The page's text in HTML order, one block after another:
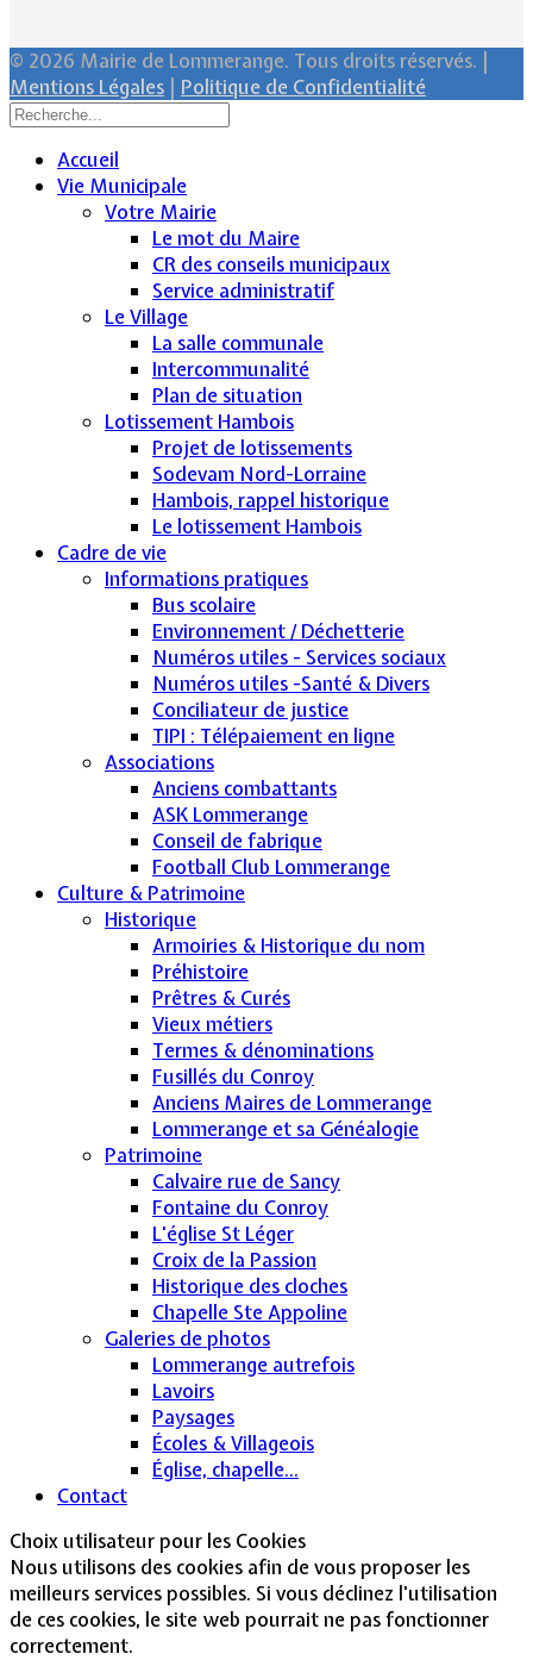
© 2026 Mairie de Lommerange. Tous droits réservés. |
Mentions Légales
Politique de Confidentialité
Accueil
Vie Municipale
Votre Mairie
Le mot du Maire
CR des conseils municipaux
Service administratif
Le Village
La salle communale
Intercommunalité
Plan de situation
Lotissement Hambois
Projet de lotissements
Sodevam Nord-Lorraine
Hambois, rappel historique
Le lotissement Hambois
Cadre de vie
Informations pratiques
Bus scolaire
Environnement / Déchetterie
Numéros utiles - Services sociaux
Numéros utiles -Santé & Divers
Conciliateur de justice
TIPI : Télépaiement en ligne
Associations
Anciens combattants
ASK Lommerange
Conseil de fabrique
Football Club Lommerange
Culture & Patrimoine
Historique
Armoiries & Historique du nom
Préhistoire
Prêtres & Curés
Vieux métiers
Termes & dénominations
Fusillés du Conroy
Anciens Maires de Lommerange
Lommerange et sa Généalogie
Patrimoine
Calvaire rue de Sancy
Fontaine du Conroy
L'église St Léger
Croix de la Passion
Historique des cloches
Chapelle Ste Appoline
Galeries de photos
Lommerange autrefois
Lavoirs
Paysages
Écoles & Villageois
Église, chapelle...
Contact
Choix utilisateur pour les Cookies
Nous utilisons des cookies afin de vous proposer les
meilleurs services possibles. Si vous déclinez l'utilisation
de ces cookies, le site web pourrait ne pas fonctionner
correctement.